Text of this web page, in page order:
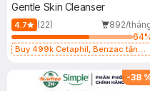
Gentle Skin Cleanser
4.7 (22)
892/
64
Buy 499k Cetaphil, Benzac tặng
-38